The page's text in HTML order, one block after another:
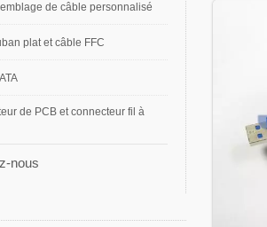
de câble personnalisé
plat et câble FFC
de PCB et connecteur fil à
nous